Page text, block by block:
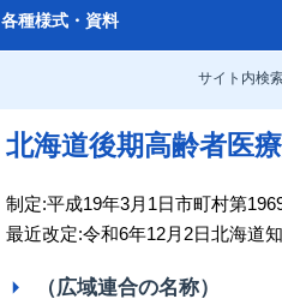
各種様式・資料
サイト内検
北海道後期高齢者医
制定:平成19年3月1日市町村第
最近改定:令和6年12月2日北海道
（広域連合の名称）